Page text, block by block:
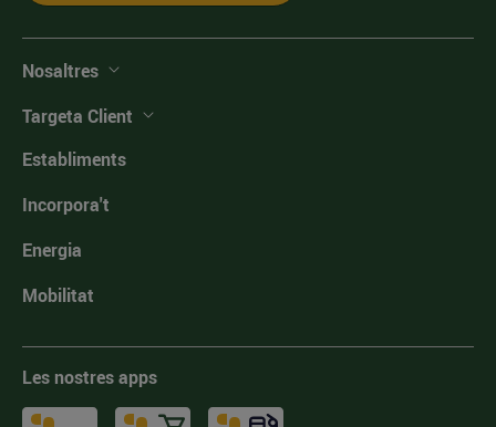
Nosaltres
Targeta Client
Establiments
Incorpora't
Energia
Mobilitat
Les nostres apps